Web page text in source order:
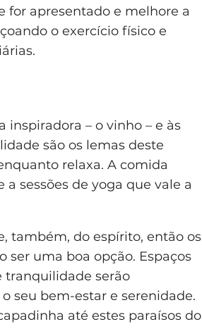
for apresentado e melhore a
o exercício físico e
inspiradora – o vinho – e às
são os lemas deste
relaxa. A comida
sessões de yoga que vale a
também, do espírito, então os
uma boa opção. Espaços
tranquilidade serão
seu bem-estar e serenidade.
até estes paraísos do